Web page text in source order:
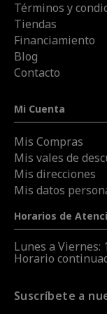
Términos y
Tiendas
Financiamiento
Blog
Contacto
Mi Cuenta
Mis Compras
Mis vales de
Mis direcciones
Mis datos
Horarios de
Lunes a Viernes:
Horario
Suscríbete a